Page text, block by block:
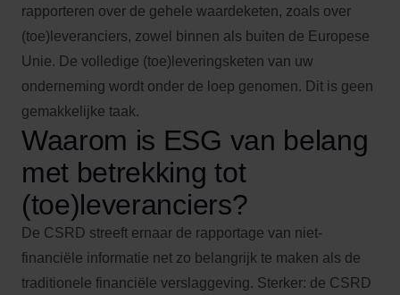
rapporteren over de gehele waardeketen, zoals over
(toe)leveranciers, zowel binnen als buiten de Europese
Unie. De volledige (toe)leveringsketen van uw
onderneming wordt onder de loep genomen. Dit is geen
gemakkelijke taak.
Waarom is ESG van belang
met betrekking tot
(toe)leveranciers?
De CSRD streeft ernaar de rapportage van niet-
financiële informatie net zo belangrijk te maken als de
traditionele financiële verslaggeving. Sterker: de CSRD